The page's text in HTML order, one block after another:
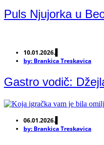
Puls Njujorka u
10.01.2026.
by: Brankica Treskavica
Gastro vodič:
06.01.2026.
by: Brankica Treskavica